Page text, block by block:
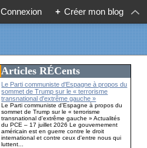
Connexion + Créer mon blog
Articles RÉCents
Le Parti communiste d'Espagne à propos du
sommet de Trump sur le « terrorisme
transnational d'extrême gauche »
Le Parti communiste d'Espagne à propos du
sommet de Trump sur le « terrorisme
transnational d'extrême gauche » Actualités
du PCE – 17 juillet 2026 Le gouvernement
américain est en guerre contre le droit
international et contre ceux d'entre nous qui
luttent...